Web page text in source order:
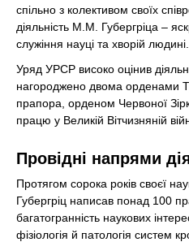
спільно з колективом своїх
діяльність М.М. Губергріца –
служіння науці та хворій людині.
Уряд УРСР високо оцінив
нагороджено двома орденами
прапора, орденом Червоної
працю у Великій Вітчизняній
Провідні напрями
Протягом сорока років своєї
Губергріц написав понад 100
багатогранність наукових
фізіологія й патологія систем